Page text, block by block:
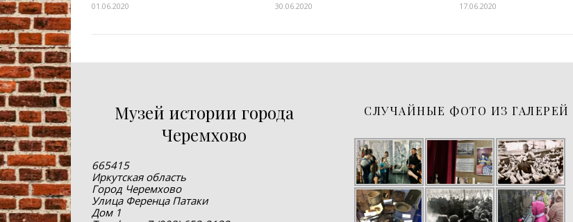
01.06.2020 30.06.2020 17.06.2020
Музей истории города
Черемхово
665415
Иркутская область
Город Черемхово
Улица Ференца Патаки
Дом 1
СЛУЧАЙНЫЕ ФОТО ИЗ ГАЛЕРЕЙ